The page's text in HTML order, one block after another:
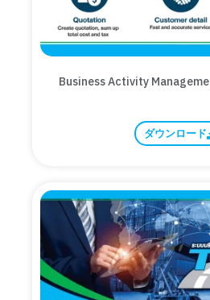
Business Activity
ダウンロード